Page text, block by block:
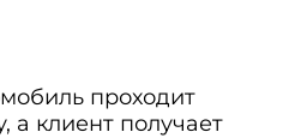
проходит
а клиент получает